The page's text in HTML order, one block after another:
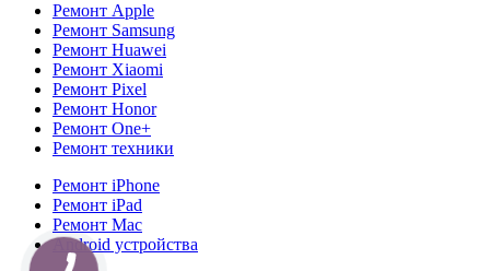
Ремонт Apple
Ремонт Samsung
Ремонт Huawei
Ремонт Xiaomi
Ремонт Pixel
Ремонт Honor
Ремонт One+
Ремонт техники
Ремонт iPhone
Ремонт iPad
Ремонт Mac
Android устройства